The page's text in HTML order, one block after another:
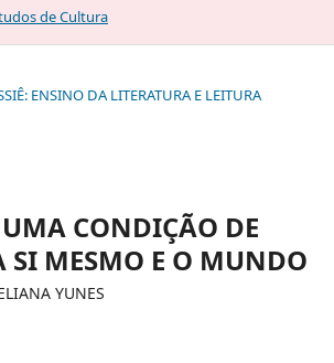
ENSINO DA LITERATURA E LEITURA
CONDIÇÃO DE
SI MESMO E O MUNDO
YUNES